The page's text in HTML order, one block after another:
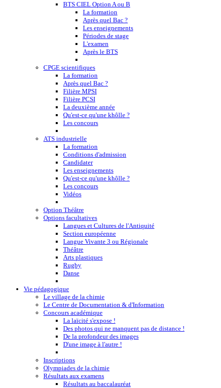
BTS CIEL Option A ou B
La formation
Après quel Bac ?
Les enseignements
Périodes de stage
L'examen
Après le BTS
CPGE scientifiques
La formation
Après quel Bac ?
Filière MPSI
Filière PCSI
La deuxième année
Qu'est-ce qu'une khôlle ?
Les concours
ATS industrielle
La formation
Conditions d'admission
Candidater
Les enseignements
Qu'est-ce qu'une khôlle ?
Les concours
Vidéos
Option Théâtre
Options facultatives
Langues et Cultures de l'Antiquité
Section européenne
Langue Vivante 3 ou Régionale
Théâtre
Arts plastiques
Rugby
Danse
Vie pédagogique
Le village de la chimie
Le Centre de Documentation & d'Information
Concours académique
La laïcité s'expose !
Des photos qui ne manquent pas de distance !
De la profondeur des images
D'une image à l'autre !
Inscriptions
Olympiades de la chimie
Résultats aux examens
Résultats au baccalauréat